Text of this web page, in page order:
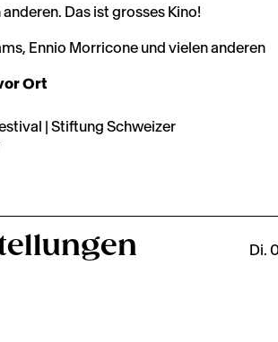
Das ist grosses Kino!
Ennio Morricone und vielen anderen
Ort
| Stiftung Schweizer
Di.